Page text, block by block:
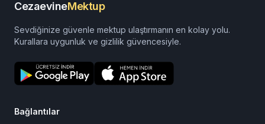
CezaevineMektup
Sevdiğinize güvenle mektup ulaştırmanın en kolay yolu.
Kurallara uygunluk ve gizlilik güvencesiyle.
Bağlantılar